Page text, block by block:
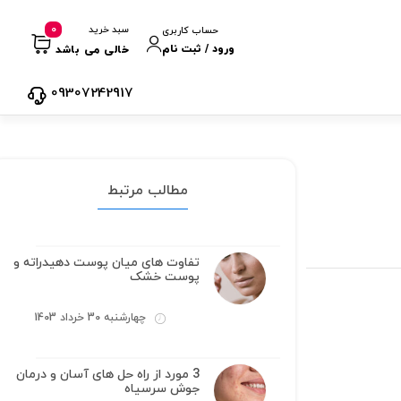
حساب کاربری
ورود / ثبت نام
سبد خرید
خالی می باشد
0
09307242917
مطالب مرتبط
تفاوت های میان پوست دهیدراته و
پوست خشک
چهارشنبه 30 خرداد 1403
3 مورد از راه حل های آسان و درمان
جوش سرسیاه